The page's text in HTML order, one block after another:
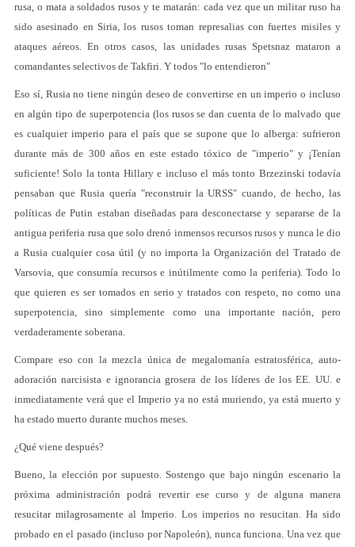
rusa, o mata a soldados rusos y te matarán: cada vez que un militar ruso ha
sido asesinado en Siria, los rusos toman represalias con fuertes misiles y
ataques aéreos. En otros casos, las unidades rusas Spetsnaz mataron a
comandantes selectivos de Takfiri. Y todos "lo entendieron"
Eso sí, Rusia no tiene ningún deseo de convertirse en un imperio o incluso
en algún tipo de superpotencia (los rusos se dan cuenta de lo malvado que
es cualquier imperio para el país que se supone que lo alberga: sufrieron
durante más de 300 años en este estado tóxico de "imperio" y ¡Tenían
suficiente! Solo la tonta Hillary e incluso el más tonto Brzezinski todavía
pensaban que Rusia quería "reconstruir la URSS" cuando, de hecho, las
políticas de Putin estaban diseñadas para desconectarse y separarse de la
antigua periferia rusa que solo drenó inmensos recursos rusos y nunca le dio
a Rusia cualquier cosa útil (y no importa la Organización del Tratado de
Varsovia, que consumía recursos e inútilmente como la periferia). Todo lo
que quieren es ser tomados en serio y tratados con respeto, no como una
superpotencia, sino simplemente como una importante nación, pero
verdaderamente soberana.
Compare eso con la mezcla única de megalomanía estratosférica, auto-
adoración narcisista e ignorancia grosera de los líderes de los EE. UU. e
inmediatamente verá que el Imperio ya no está muriendo, ya está muerto y
ha estado muerto durante muchos meses.
¿Qué viene después?
Bueno, la elección por supuesto. Sostengo que bajo ningún escenario la
próxima administración podrá revertir ese curso y de alguna manera
resucitar milagrosamente al Imperio. Los imperios no resucitan. Ha sido
probado en el pasado (incluso por Napoleón), nunca funciona. Una vez que